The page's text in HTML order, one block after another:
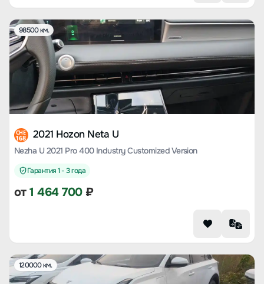
98500 км.
CHE
168 2021 Hozon Neta U
Nezha U 2021 Pro 400 Industry Customized Version
Гарантия 1 - 3 года
от1 464 700₽
120000 км.